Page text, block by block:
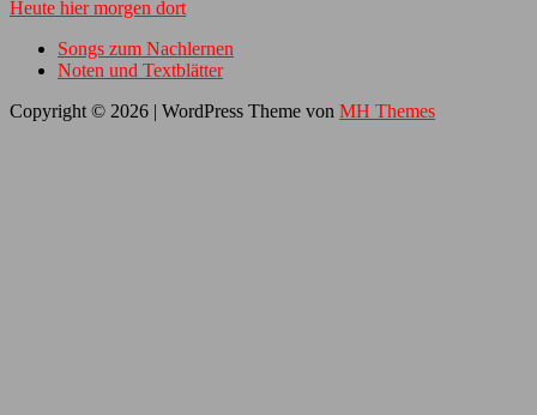
Heute hier morgen dort
Songs zum Nachlernen
Noten und Textblätter
Copyright © 2026 | WordPress Theme von MH Themes